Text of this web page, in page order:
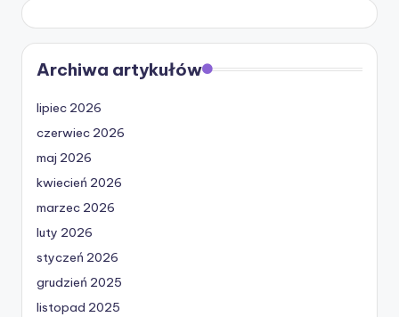
Archiwa artykułów
lipiec 2026
czerwiec 2026
maj 2026
kwiecień 2026
marzec 2026
luty 2026
styczeń 2026
grudzień 2025
listopad 2025